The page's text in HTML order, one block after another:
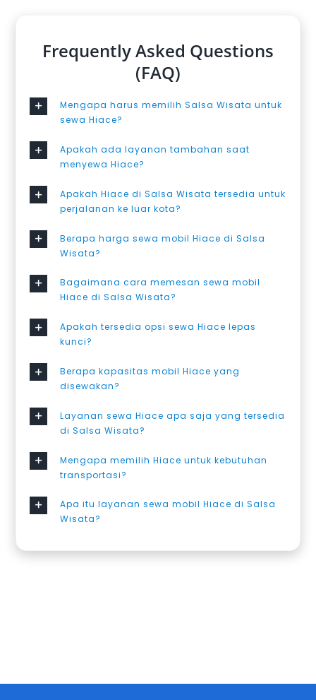
Frequently Asked Questions
(FAQ)
Mengapa harus memilih Salsa Wisata untuk
sewa Hiace?
Apakah ada layanan tambahan saat
menyewa Hiace?
Apakah Hiace di Salsa Wisata tersedia untuk
perjalanan ke luar kota?
Berapa harga sewa mobil Hiace di Salsa
Wisata?
Bagaimana cara memesan sewa mobil
Hiace di Salsa Wisata?
Apakah tersedia opsi sewa Hiace lepas
kunci?
Berapa kapasitas mobil Hiace yang
disewakan?
Layanan sewa Hiace apa saja yang tersedia
di Salsa Wisata?
Mengapa memilih Hiace untuk kebutuhan
transportasi?
Apa itu layanan sewa mobil Hiace di Salsa
Wisata?